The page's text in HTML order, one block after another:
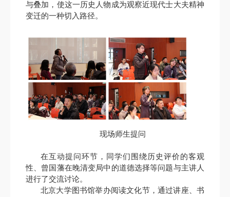
与叠加，使这一历史人物成为观察近现代士大夫精神
变迁的一种切入路径。
现场师生提问
在互动提问环节，同学们围绕历史评价的客观
性、曾国藩在晚清变局中的道德选择等问题与主讲人
进行了交流讨论。
北京大学图书馆举办阅读文化节，通过讲座、书